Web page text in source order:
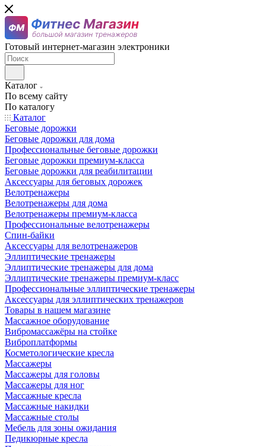
Готовый интернет-магазин электроники
Каталог
По всему сайту
По каталогу
Каталог
Беговые дорожки
Беговые дорожки для дома
Профессиональные беговые дорожки
Беговые дорожки премиум-класса
Беговые дорожки для реабилитации
Аксессуары для беговых дорожек
Велотренажеры
Велотренажеры для дома
Велотренажеры премиум-класса
Профессиональные велотренажеры
Спин-байки
Аксессуары для велотренажеров
Эллиптические тренажеры
Эллиптические тренажеры для дома
Эллиптические тренажеры премиум-класс
Профессиональные эллиптические тренажеры
Аксессуары для эллиптических тренажеров
Товары в нашем магазине
Массажное оборудование
Вибромассажёры на стойке
Виброплатформы
Косметологические кресла
Массажеры
Массажеры для головы
Массажеры для ног
Массажные кресла
Массажные накидки
Массажные столы
Мебель для зоны ожидания
Педикюрные кресла